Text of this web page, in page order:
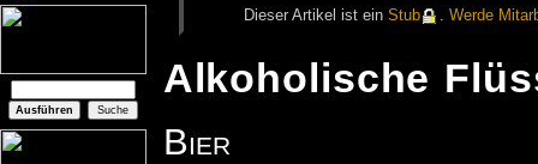
Die­ser Ar­ti­kel ist ein Stub Wer­de
Alkoholische
Bier